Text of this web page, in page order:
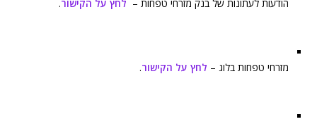
הודעות לעתונות של בנק מזרחי טפחות – לחץ על הקישור.
מזרחי טפחות בלוג – לחץ על הקישור.